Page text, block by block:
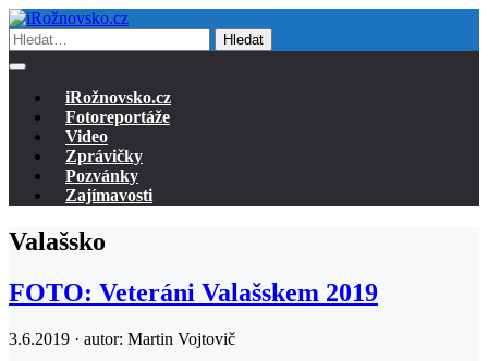
Hledat
iRožnovsko.cz
Fotoreportáže
Video
Zprávičky
Pozvánky
Zajímavosti
Valašsko
FOTO: Veteráni Valašskem 2019
3.6.2019 · autor: Martin Vojtovič